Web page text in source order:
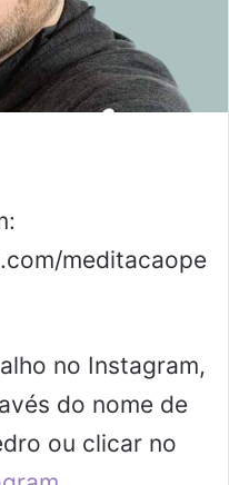
meditacaope
no Instagram,
do nome de
ou clicar no